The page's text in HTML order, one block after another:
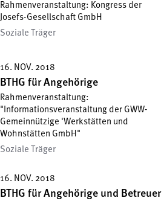
Rahmenveranstaltung: Kongress der
Josefs-Gesellschaft GmbH
Soziale Träger
16. NOV. 2018
BTHG für Angehörige
Rahmenveranstaltung:
"Informationsveranstaltung der GWW-
Gemeinnützige 'Werkstätten und
Wohnstätten GmbH"
Soziale Träger
16. NOV. 2018
BTHG für Angehörige und Betreuer